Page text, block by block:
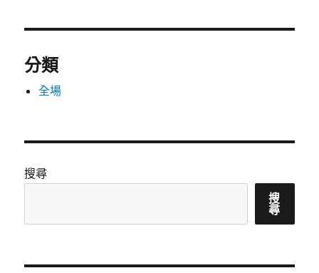
分類
全場
搜尋
搜
尋